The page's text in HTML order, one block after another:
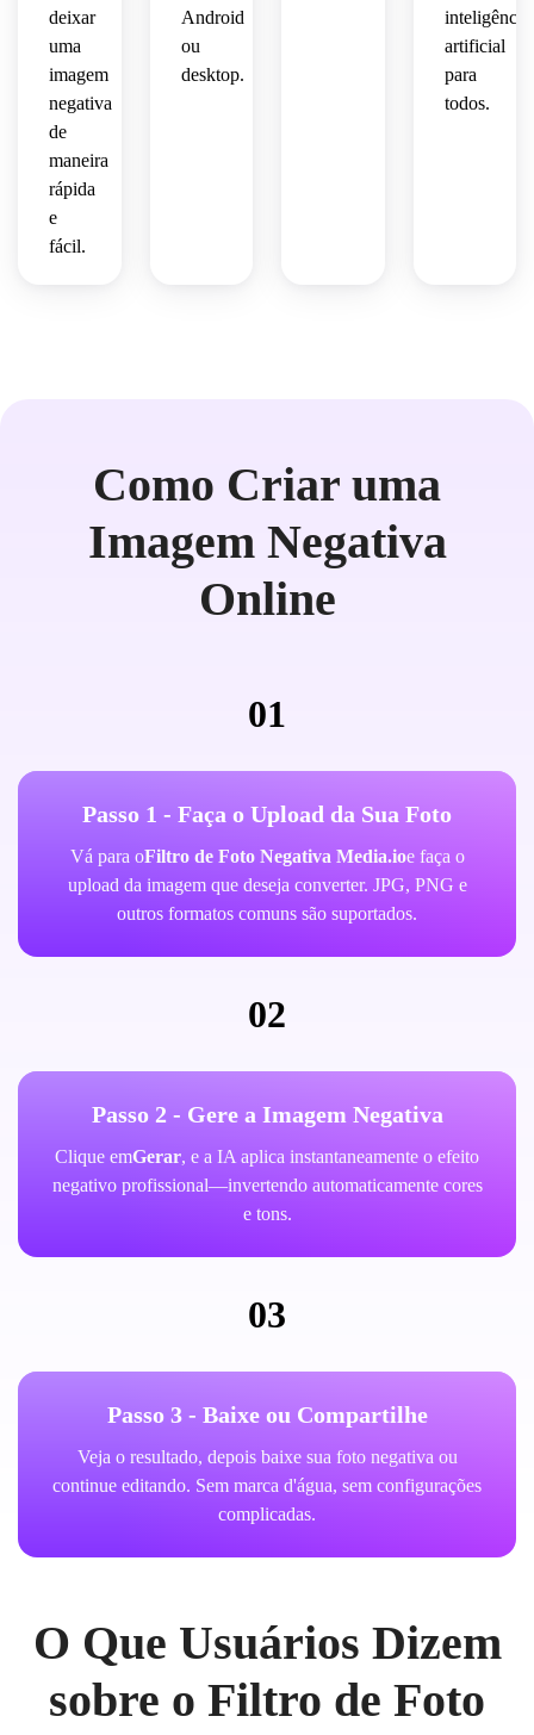
deixar
uma
imagem
negativa
de
maneira
rápida
e
fácil.
Android
ou
desktop.
inteligência
artificial
para
todos.
Como Criar uma
Imagem Negativa
Online
01
Passo 1 - Faça o Upload da Sua Foto
Vá para oFiltro de Foto Negativa Media.ioe faça o
upload da imagem que deseja converter. JPG, PNG e
outros formatos comuns são suportados.
02
Passo 2 - Gere a Imagem Negativa
Clique emGerar, e a IA aplica instantaneamente o efeito
negativo profissional—invertendo automaticamente cores
e tons.
03
Passo 3 - Baixe ou Compartilhe
Veja o resultado, depois baixe sua foto negativa ou
continue editando. Sem marca d'água, sem configurações
complicadas.
O Que Usuários Dizem
sobre o Filtro de Foto